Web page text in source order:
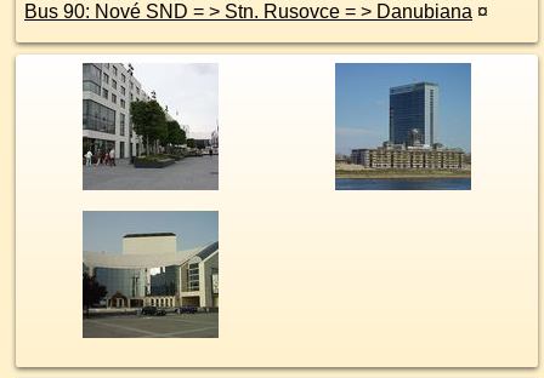
Bus 90: Nové SND = > Stn. Rusovce = > Danubiana ¤